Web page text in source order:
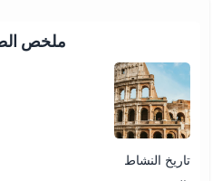
الموقع
كيفية الوصول إلى هناك
ملخص
تاريخ النشاط